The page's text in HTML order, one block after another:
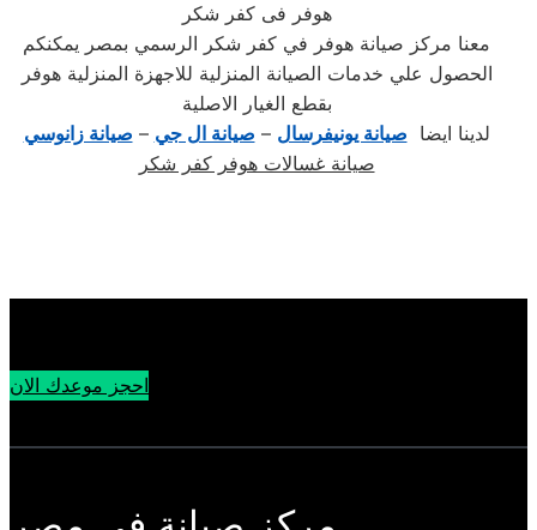
هوفر فى كفر شكر
معنا مركز صيانة هوفر في كفر شكر الرسمي بمصر يمكنكم
الحصول علي خدمات الصيانة المنزلية للاجهزة المنزلية هوفر
بقطع الغيار الاصلية
لدينا ايضا صيانة يونيفرسال – صيانة ال جي – صيانة زانوسي
صيانة غسالات هوفر كفر شكر
احجز موعدك الان